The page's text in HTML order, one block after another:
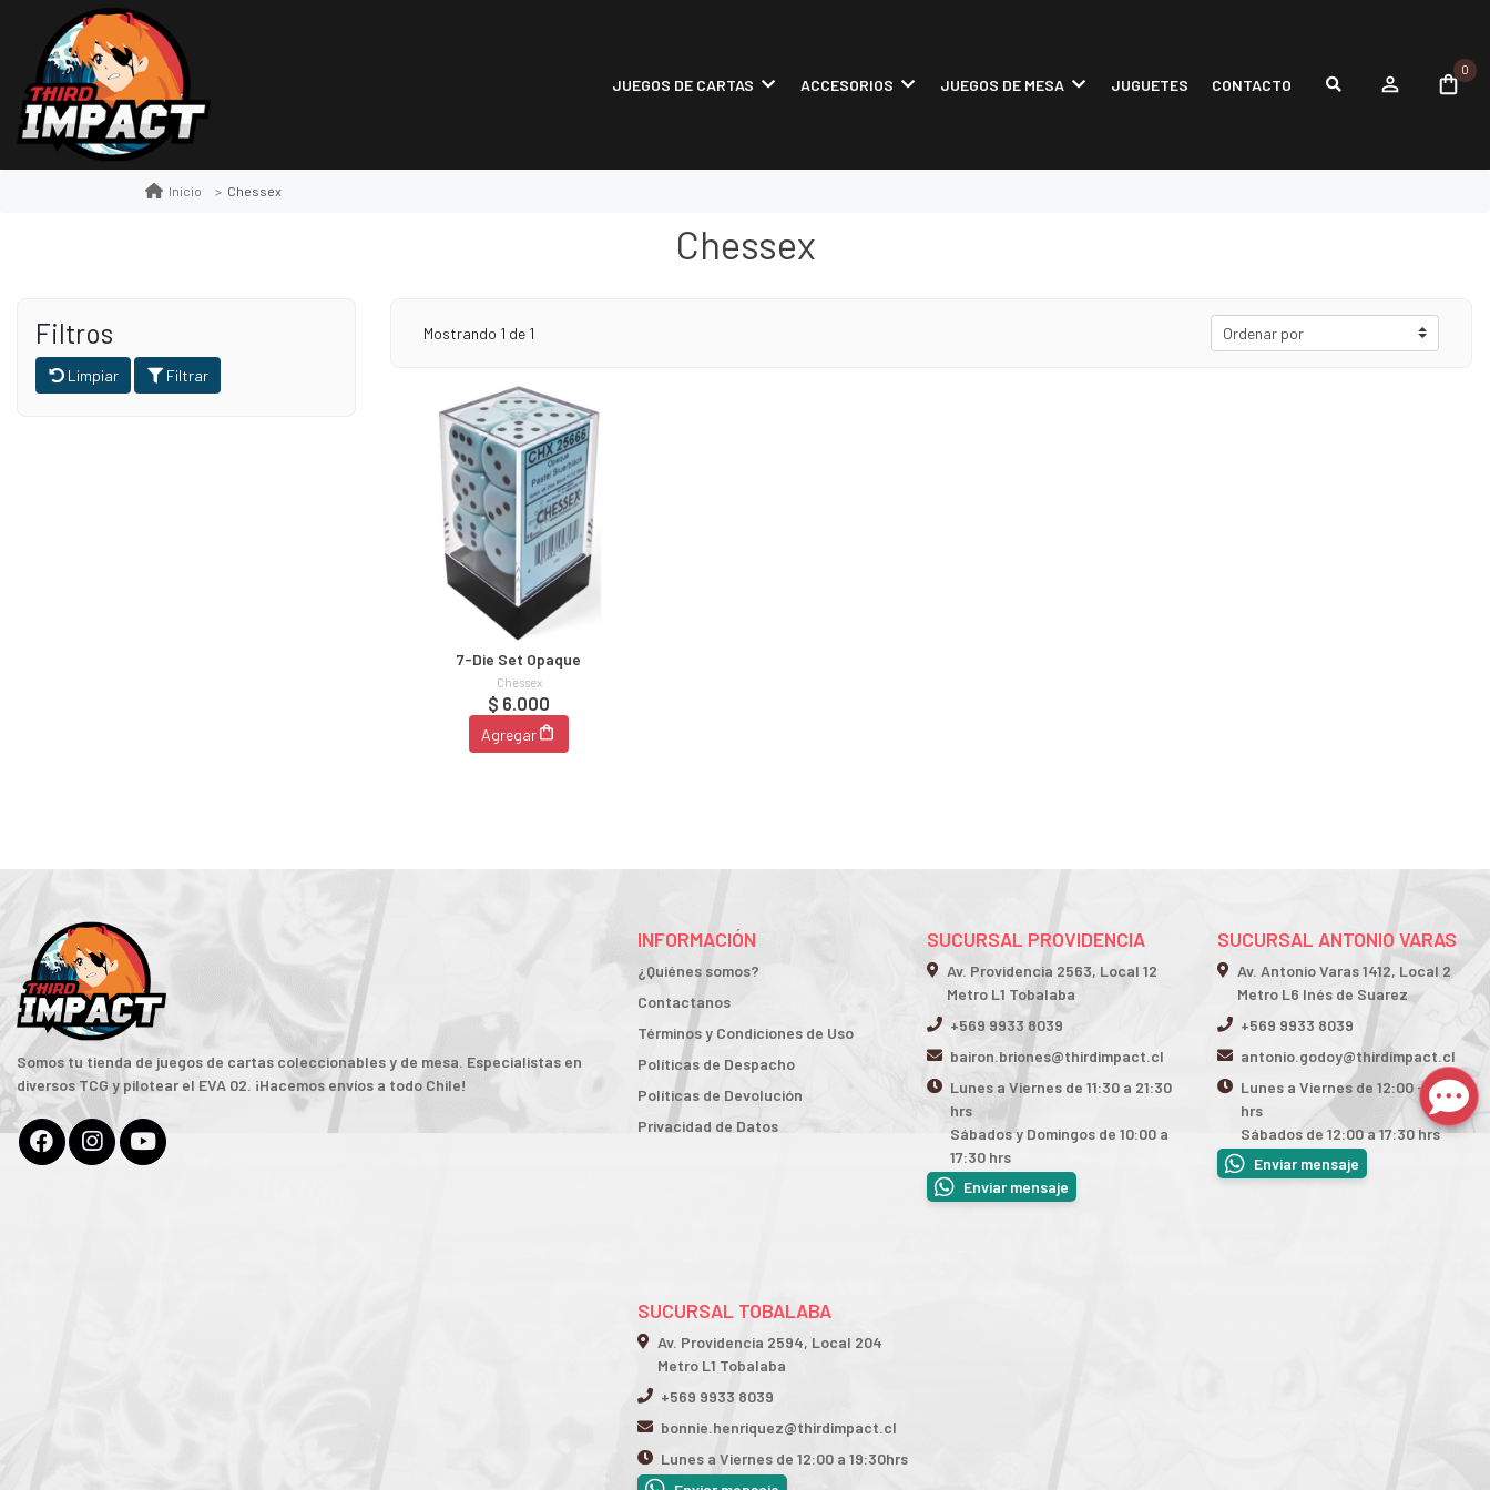
JUEGOS DE CARTAS ACCESORIOS JUEGOS DE MESA JUGUETES CONTACTO
0
Inicio Chessex
Chessex
Filtros
Limpiar Filtrar
Mostrando 1 de 1
7-Die Set Opaque
Chessex
$ 6.000
Agregar
Somos tu tienda de juegos de cartas coleccionables y de mesa. Especialistas en
diversos TCG y pilotear el EVA 02. ¡Hacemos envíos a todo Chile!
INFORMACIÓN
¿Quiénes somos?
Contactanos
Términos y Condiciones de Uso
Políticas de Despacho
Políticas de Devolución
Privacidad de Datos
SUCURSAL PROVIDENCIA
Av. Providencia 2563, Local 12
Metro L1 Tobalaba
+569 9933 8039
bairon.briones@thirdimpact.cl
Lunes a Viernes de 11:30 a 21:30
hrs
Sábados y Domingos de 10:00 a
17:30 hrs
Enviar mensaje
SUCURSAL ANTONIO VARAS
Av. Antonio Varas 1412, Local 2
Metro L6 Inés de Suarez
+569 9933 8039
antonio.godoy@thirdimpact.cl
Lunes a Viernes de 12:00 - 19:30
hrs
Sábados de 12:00 a 17:30 hrs
Enviar mensaje
SUCURSAL TOBALABA
Av. Providencia 2594, Local 204
Metro L1 Tobalaba
+569 9933 8039
bonnie.henriquez@thirdimpact.cl
Lunes a Viernes de 12:00 a 19:30hrs